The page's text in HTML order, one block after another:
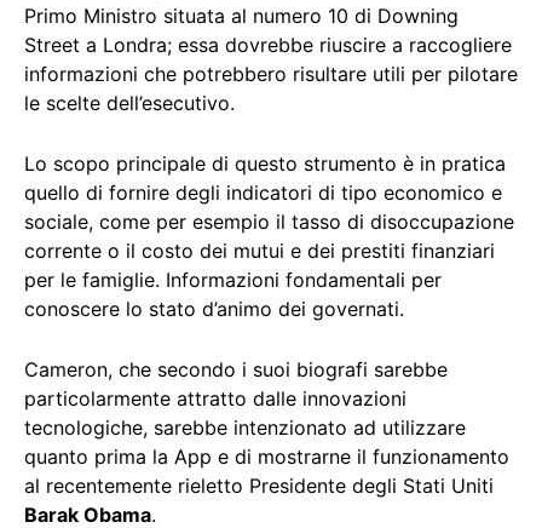
Primo Ministro situata al numero 10 di Downing
Street a Londra; essa dovrebbe riuscire a raccogliere
informazioni che potrebbero risultare utili per pilotare
le scelte dell’esecutivo.
Lo scopo principale di questo strumento è in pratica
quello di fornire degli indicatori di tipo economico e
sociale, come per esempio il tasso di disoccupazione
corrente o il costo dei mutui e dei prestiti finanziari
per le famiglie. Informazioni fondamentali per
conoscere lo stato d’animo dei governati.
Cameron, che secondo i suoi biografi sarebbe
particolarmente attratto dalle innovazioni
tecnologiche, sarebbe intenzionato ad utilizzare
quanto prima la App e di mostrarne il funzionamento
al recentemente rieletto Presidente degli Stati Uniti
Barak Obama.